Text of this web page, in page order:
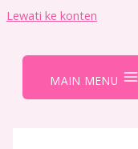
Lewati ke konten
MAIN MENU